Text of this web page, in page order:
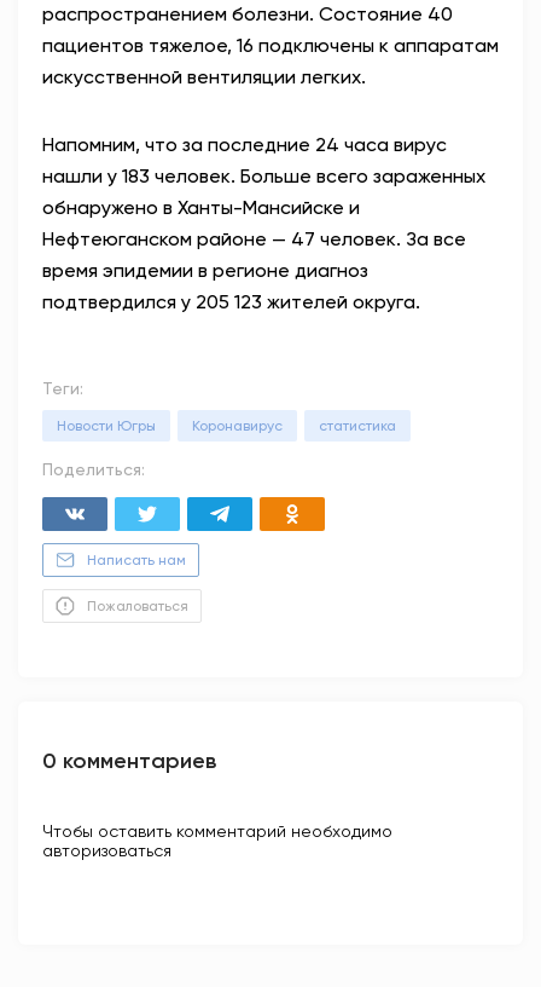
распространением болезни. Состояние 40
пациентов тяжелое, 16 подключены к аппаратам
искусственной вентиляции легких.
Напомним, что за последние 24 часа вирус
нашли у 183 человек. Больше всего зараженных
обнаружено в Ханты-Мансийске и
Нефтеюганском районе — 47 человек. За все
время эпидемии в регионе диагноз
подтвердился у 205 123 жителей округа.
Теги:
Новости Югры Коронавирус статистика
Поделиться:
Написать нам
Пожаловаться
0 комментариев
Чтобы оставить комментарий необходимо
авторизоваться